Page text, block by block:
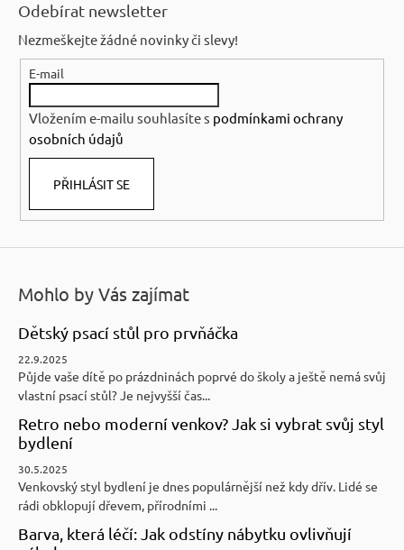
Odebírat newsletter
Nezmeškejte žádné novinky či slevy!
E-mail
Vložením e-mailu souhlasíte s podmínkami ochrany
osobních údajů
PŘIHLÁSIT SE
Mohlo by Vás zajímat
Dětský psací stůl pro prvňáčka
22.9.2025
Půjde vaše dítě po prázdninách poprvé do školy a ještě nemá svůj
vlastní psací stůl? Je nejvyšší čas...
Retro nebo moderní venkov? Jak si vybrat svůj styl
bydlení
30.5.2025
Venkovský styl bydlení je dnes populárnější než kdy dřív. Lidé se
rádi obklopují dřevem, přírodními ...
Barva, která léčí: Jak odstíny nábytku ovlivňují